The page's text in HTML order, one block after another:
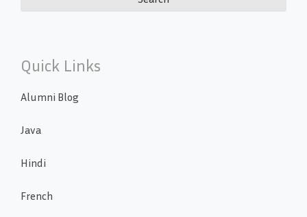
Quick Links
Alumni Blog
Java
Hindi
French